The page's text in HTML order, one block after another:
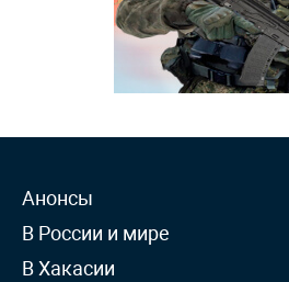
Анонсы
В России и мире
В Хакасии